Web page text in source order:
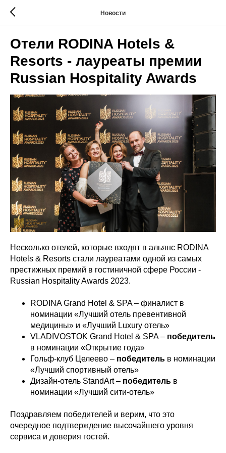
Новости
Отели RODINA Hotels &
Resorts - лауреаты премии
Russian Hospitality Awards
Несколько отелей, которые входят в альянс RODINA
Hotels & Resorts стали лауреатами одной из самых
престижных премий в гостиничной сфере России -
Russian Hospitality Awards 2023.
RODINA Grand Hotel & SPA – финалист в
номинации «Лучший отель превентивной
медицины» и «Лучший Luxury отель»
VLADIVOSTOK Grand Hotel & SPA – победитель
в номинации «Открытие года»
Гольф-клуб Целеево – победитель в номинации
«Лучший спортивный отель»
Дизайн-отель StandArt – победитель в
номинации «Лучший сити-отель»
Поздравляем победителей и верим, что это
очередное подтверждение высочайшего уровня
сервиса и доверия гостей.